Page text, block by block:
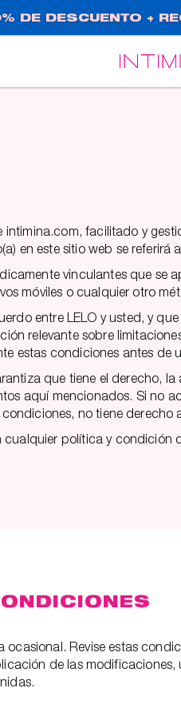
DE DESCUENTO +
facilitado y
en este sitio web se referirá
vinculantes que
móviles o cualquier otro
entre LELO y usted, y
relevante sobre
estas condiciones antes
que tiene el
aquí mencionados. Si no
no tiene
política y
Revise estas
de las